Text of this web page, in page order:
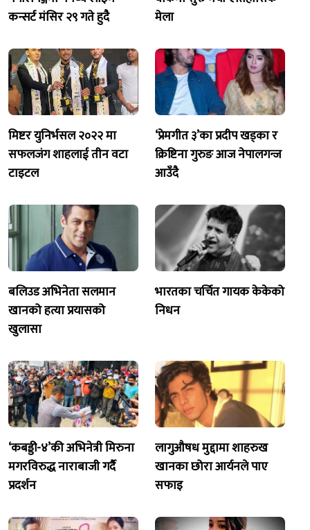
कन्सर्ट मंसिर २९ गते हुदै
मेला
मिष्टर युनिर्भसल २०२२ मा
सफलजंग शाहलाई तीन वटा
टाइटल
‘प्रेमगीत ३’का प्रदीप खड्का र
क्रिष्टिना गुरुङ आज नेपालगन्ज
आउँदै
बलिउड अभिनेता सलमान
खानको हत्या प्रयासको
खुलासा
भारतका चर्चित गायक केकेको
निधन
‘कबड्डी-४’की अभिनेत्री मिरुना
मगरविरुद्ध नाराबाजी गर्दै
प्रदर्शन
लागुऔषध मुद्दामा शाहरुख
खानका छोरा आर्यनले पाए
सफाइ